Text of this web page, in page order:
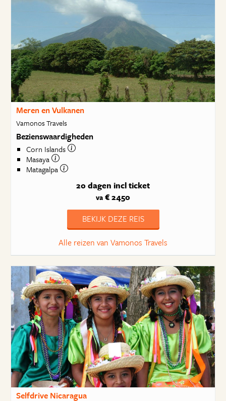
Meren en Vulkanen
Vamonos Travels
Bezienswaardigheden
Corn Islands
Masaya
Matagalpa
20 dagen incl ticket
va € 2450
BEKIJK DEZE REIS
Alle reizen van Vamonos Travels
Selfdrive Nicaragua